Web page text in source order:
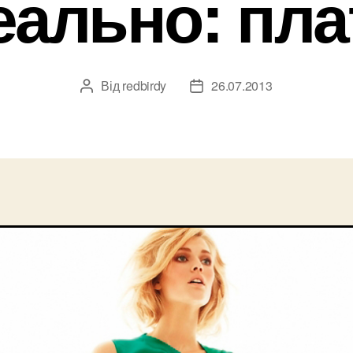
Автор
Від redbirdy
Дата26.07.2013